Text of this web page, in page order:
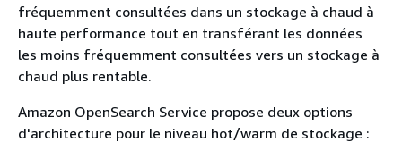
fréquemment consultées dans un stockage à chaud à
haute performance tout en transférant les données
les moins fréquemment consultées vers un stockage à
chaud plus rentable.
Amazon OpenSearch Service propose deux options
d'architecture pour le niveau hot/warm de stockage :